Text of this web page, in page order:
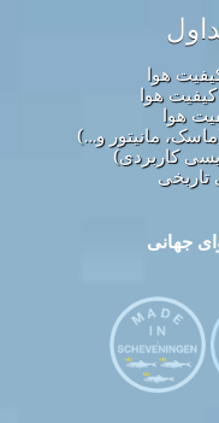
هوا
هوا
هوا
مانیتور و…)
تاریخی
جهانی